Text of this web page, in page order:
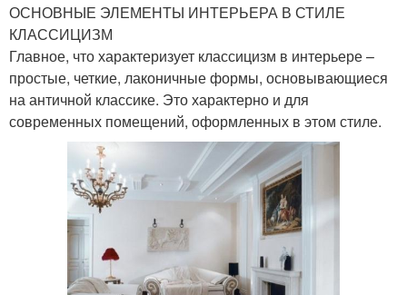
ОСНОВНЫЕ ЭЛЕМЕНТЫ ИНТЕРЬЕРА В СТИЛЕ
КЛАССИЦИЗМ
Главное, что характеризует классицизм в интерьере –
простые, четкие, лаконичные формы, основывающиеся
на античной классике. Это характерно и для
современных помещений, оформленных в этом стиле.